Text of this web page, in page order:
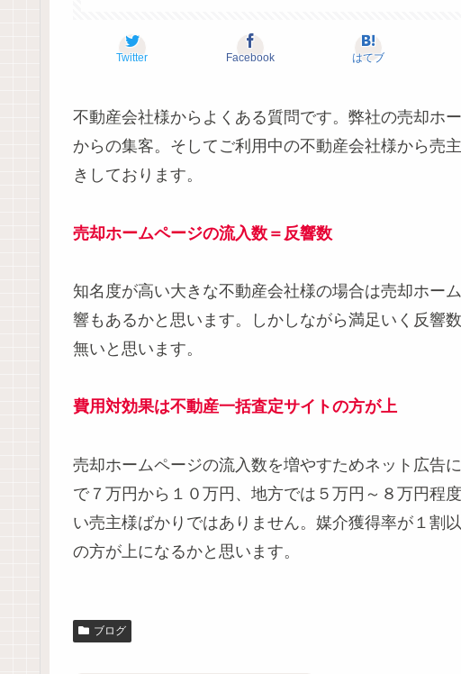
Twitter Facebook はてブ
不動産会社様からよくある質問です。弊社の売却ホ
からの集客。そしてご利用中の不動産会社様から売
きしております。
売却ホームページの流入数＝反響数
知名度が高い大きな不動産会社様の場合は売却ホー
響もあるかと思います。しかしながら満足いく反響
無いと思います。
費用対効果は不動産一括査定サイトの方が上
売却ホームページの流入数を増やすためネット広告
で７万円から１０万円、地方では５万円～８万円程
い売主様ばかりではありません。媒介獲得率が１割
の方が上になるかと思います。
ブログ